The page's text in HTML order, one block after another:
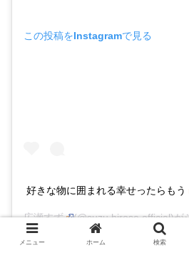
この投稿をInstagramで見る
好きな物に囲まれる幸せったらもう
広瀬すず (@suzu.hirose.official)が
メニュー ホーム 検索